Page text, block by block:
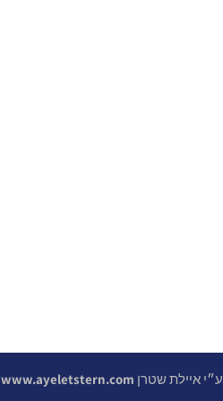
איילת שטרן www.ayeletstern.com